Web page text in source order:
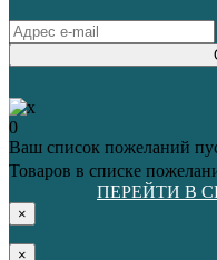
0
Ваш список пожеланий
Товаров в списке
ПЕРЕЙТИ В
×
×